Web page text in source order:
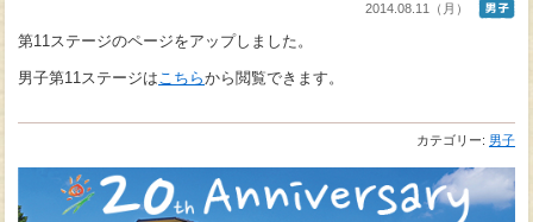
2014.08.11（月）
第11ステージのページをアップしました。
男子第11ステージはこちらから閲覧できます。
カテゴリー: 男子